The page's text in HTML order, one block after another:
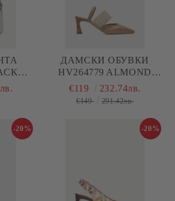
ДАМСКИ ОБУВКИ
HV264779 ALMOND
HISPANITAS
€119 232.74лв.
€149 291.42лв.
-20% -20%